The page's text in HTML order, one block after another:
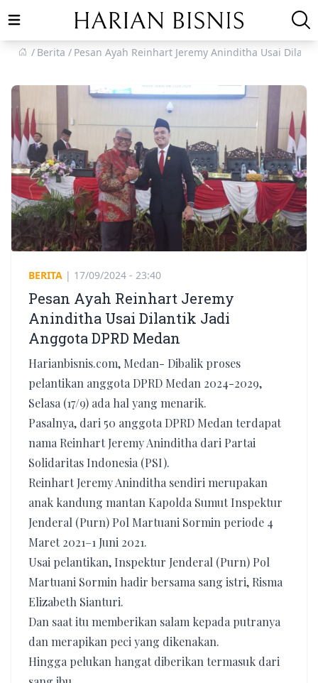
Open main menu
Berita
Pesan Ayah Reinhart Jeremy Aninditha Usai
BERITA | 17/09/2024 - 23:40
Pesan Ayah Reinhart Jeremy
Aninditha Usai Dilantik Jadi
Anggota DPRD Medan
Harianbisnis.com, Medan- Dibalik proses
pelantikan anggota DPRD Medan 2024-2029,
Selasa (17/9) ada hal yang menarik.
Pasalnya, dari 50 anggota DPRD Medan terdapat
nama Reinhart Jeremy Aninditha dari Partai
Solidaritas Indonesia (PSI).
Reinhart Jeremy Aninditha sendiri merupakan
anak kandung mantan Kapolda Sumut Inspektur
Jenderal (Purn) Pol Martuani Sormin periode 4
Maret 2021–1 Juni 2021.
Usai pelantikan, Inspektur Jenderal (Purn) Pol
Martuani Sormin hadir bersama sang istri, Risma
Elizabeth Sianturi.
Dan saat itu memberikan salam kepada putranya
dan merapikan peci yang dikenakan.
Hingga pelukan hangat diberikan termasuk dari